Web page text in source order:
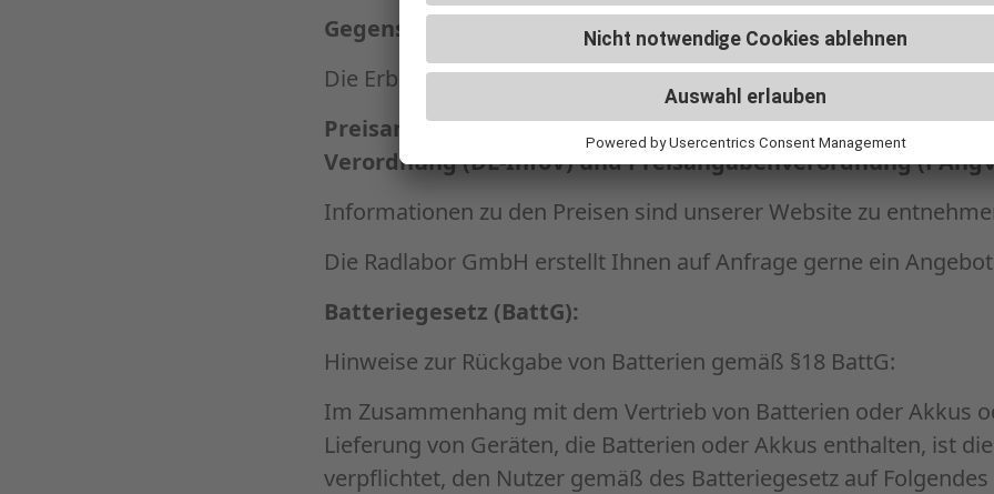
Gegenstand des Unternehmens der Radlabor GmbH:
Die Erbringung von sportwissenschaftlichen Dienstleistungen.
Preisangaben gemäß § 4 Dienstleistungs-
Verordnung (DL-InfoV) und Preisangabenverordnung
Informationen zu den Preisen sind unserer Website zu
Die Radlabor GmbH erstellt Ihnen auf Anfrage gerne ein
Batteriegesetz (BattG):
Hinweise zur Rückgabe von Batterien gemäß §18 BattG:
Im Zusammenhang mit dem Vertrieb von Batterien oder Akkus
Lieferung von Geräten, die Batterien oder Akkus enthalten, ist
verpflichtet, den Nutzer gemäß des Batteriegesetz auf